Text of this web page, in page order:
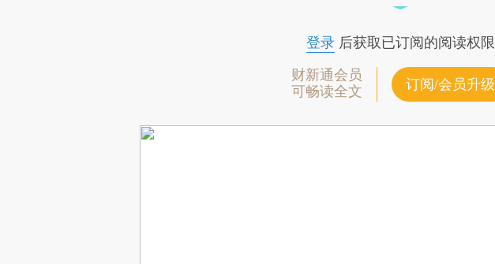
登录后获取已订阅的阅读权限
财新通会员
可畅读全文
订阅/会员升级